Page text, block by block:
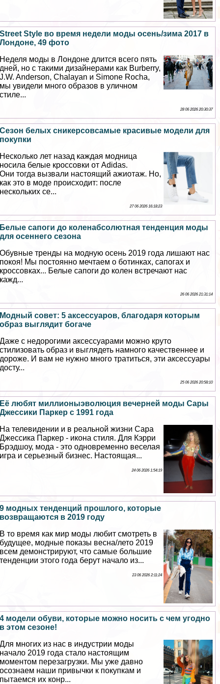
Street Style во время недели моды осень/зима 2017 в
Лондоне, 49 фото
Неделя моды в Лондоне длится всего пять
дней, но с такими дизайнерами как Burberry,
J.W. Anderson, Chalayan и Simone Rocha,
мы увидели много образов в уличном
стиле...
28 06 2026 20:30:37
Сезон белых сникерсовсамые красивые модели для
покупки
Несколько лет назад каждая модница
носила белые кроссовки от Adidas.
Они тогда вызвали настоящий ажиотаж. Но,
как это в моде происходит: после
нескольких се...
27 06 2026 16:18:23
Белые сапоги до коленабсолютная тенденция моды
для осеннего сезона
Обувные тренды на модную осень 2019 года лишают нас
покоя! Мы постоянно мечтаем о ботинках, сапогах и
кроссовках... Белые сапоги до колен встречают нас
кажд...
26 06 2026 21:31:14
Модный совет: 5 аксессуаров, благодаря которым
образ выглядит богаче
Даже с недорогими аксессуарами можно круто
стилизовать образ и выглядеть намного качественнее и
дороже. И вам не нужно много тратиться, эти аксессуары
досту...
25 06 2026 20:58:10
Её любят миллионыэволюция вечерней моды Сары
Джессики Паркер с 1991 года
На телевидении и в реальной жизни Сара
Джессика Паркер - икона стиля. Для Кэрри
Брэдшоу, мода - это одновременно веселая
игра и серьезный бизнес. Настоящая...
24 06 2026 1:54:19
9 модных тенденций прошлого, которые
возвращаются в 2019 году
В то время как мир моды любит смотреть в
будущее, модные показы весна/лето 2019
всем демонстрируют, что самые большие
тенденции этого года берут начало из...
23 06 2026 2:11:24
4 модели обуви, которые можно носить с чем угодно
в этом сезоне!
Для многих из нас в индустрии моды
начало 2019 года стало настоящим
моментом перезагрузки. Мы уже давно
осознаем наши привычки к покупкам и
пытаемся их конр...